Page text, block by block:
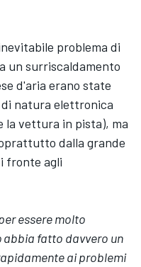
problema di
un surriscaldamento
d'aria erano state
natura elettronica
la vettura in pista), ma
dalla grande
fronte agli
essere molto
abbia fatto davvero un
ai problemi